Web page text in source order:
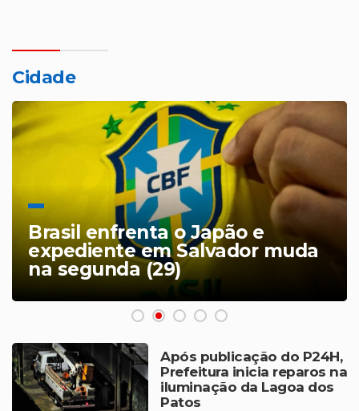
Cidade
Brasil enfrenta o Japão e
expediente em Salvador muda
na segunda (29)
Após publicação do P24H,
Prefeitura inicia reparos na
iluminação da Lagoa dos
Patos